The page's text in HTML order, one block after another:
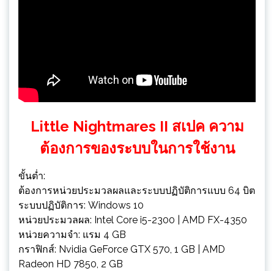
Little Nightmares II สเปค ความ
ต้องการของระบบในการใช้งาน
ขั้นต่ำ:
ต้องการหน่วยประมวลผลและระบบปฏิบัติการแบบ 64 บิต
ระบบปฏิบัติการ: Windows 10
หน่วยประมวลผล: Intel Core i5-2300 | AMD FX-4350
หน่วยความจำ: แรม 4 GB
กราฟิกส์: Nvidia GeForce GTX 570, 1 GB | AMD
Radeon HD 7850, 2 GB